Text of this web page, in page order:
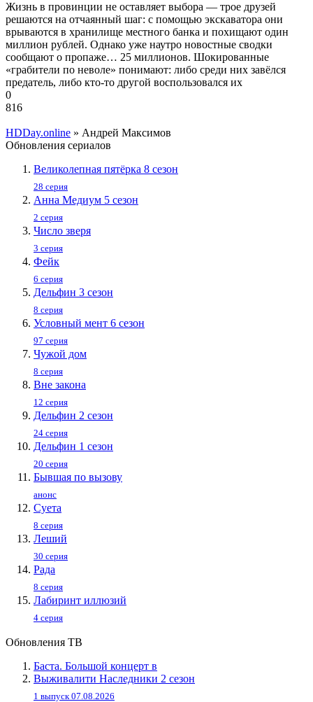
Жизнь в провинции не оставляет выбора — трое друзей
решаются на отчаянный шаг: с помощью экскаватора они
врываются в хранилище местного банка и похищают один
миллион рублей. Однако уже наутро новостные сводки
сообщают о пропаже… 25 миллионов. Шокированные
«грабители по неволе» понимают: либо среди них завёлся
предатель, либо кто-то другой воспользовался их
0
816
HDDay.online » Андрей Максимов
Обновления сериалов
Великолепная пятёрка 8 сезон
28 серия
Анна Медиум 5 сезон
2 серия
Число зверя
3 серия
Фейк
6 серия
Дельфин 3 сезон
8 серия
Условный мент 6 сезон
97 серия
Чужой дом
8 серия
Вне закона
12 серия
Дельфин 2 сезон
24 серия
Дельфин 1 сезон
20 серия
Бывшая по вызову
анонс
Суета
8 серия
Леший
30 серия
Рада
8 серия
Лабиринт иллюзий
4 серия
Обновления ТВ
Баста. Большой концерт в
Выживалити Наследники 2 сезон
1 выпуск 07.08.2026